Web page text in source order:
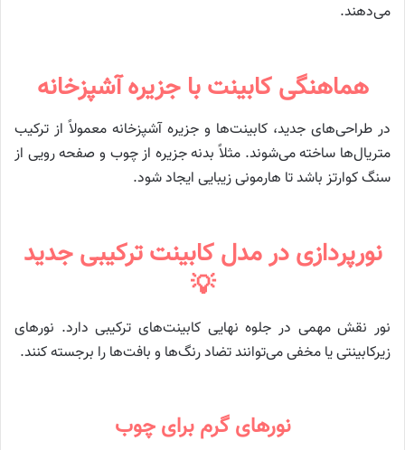
می‌دهند.
هماهنگی کابینت با جزیره آشپزخانه
در طراحی‌های جدید، کابینت‌ها و جزیره آشپزخانه معمولاً از ترکیب
متریال‌ها ساخته می‌شوند. مثلاً بدنه جزیره از چوب و صفحه رویی از
سنگ کوارتز باشد تا هارمونی زیبایی ایجاد شود.
نورپردازی در مدل کابینت ترکیبی جدید
💡
نور نقش مهمی در جلوه نهایی کابینت‌های ترکیبی دارد. نورهای
زیرکابینتی یا مخفی می‌توانند تضاد رنگ‌ها و بافت‌ها را برجسته کنند.
نورهای گرم برای چوب